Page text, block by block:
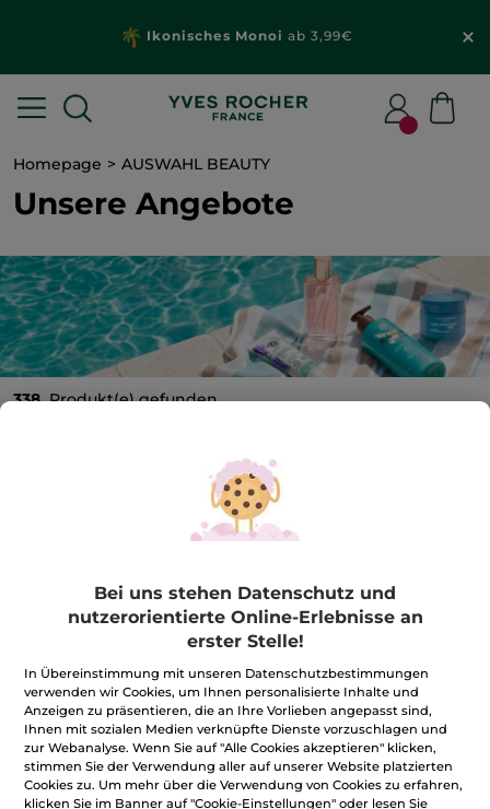
Ikonisches Monoi ab 3,99€
Homepage AUSWAHL BEAUTY
Unsere Angebote
338Produkt(e) gefunden
ab 40€ und
Angebot gültig bis zum 24.8.2026.
Gesichtspflege Sets
SORTIEREN NACH
Bei uns stehen Datenschutz und
nutzerorientierte Online-Erlebnisse an
erster Stelle!
In Übereinstimmung mit unseren Datenschutzbestimmungen
verwenden wir Cookies, um Ihnen personalisierte Inhalte und
Anzeigen zu präsentieren, die an Ihre Vorlieben angepasst sind,
Ihnen mit sozialen Medien verknüpfte Dienste vorzuschlagen und
zur Webanalyse. Wenn Sie auf "Alle Cookies akzeptieren" klicken,
stimmen Sie der Verwendung aller auf unserer Website platzierten
Cookies zu. Um mehr über die Verwendung von Cookies zu erfahren,
klicken Sie im Banner auf "Cookie-Einstellungen" oder lesen Sie